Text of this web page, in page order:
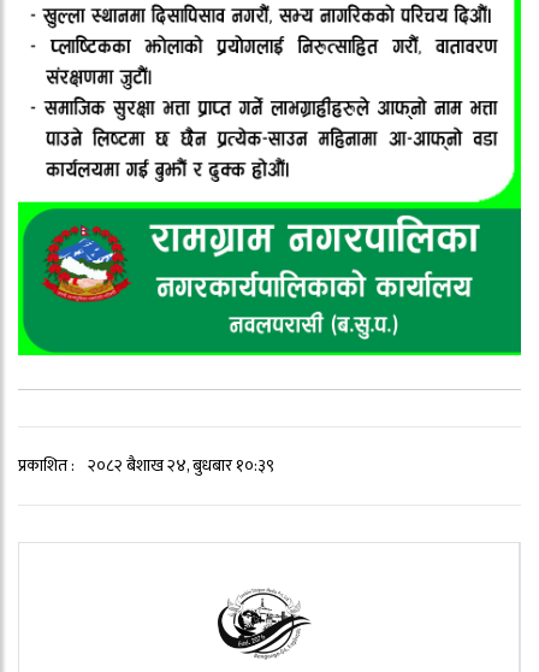
प्रकाशित : २०८२ बैशाख २४, बुधबार १०:३९